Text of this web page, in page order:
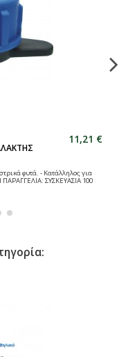
11,21 €
φυτά. - Κατάλληλος για
ΠΑΡΑΓΓΕΛΙΑ: ΣΥΣΚΕΥΑΣΙΑ 100